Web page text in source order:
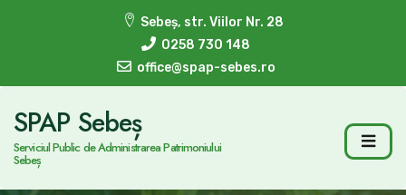
Sebeș, str. Viilor Nr. 28
0258 730 148
office@spap-sebes.ro
SPAP Sebeș
Serviciul Public de Administrarea Patrimoniului
Sebeș